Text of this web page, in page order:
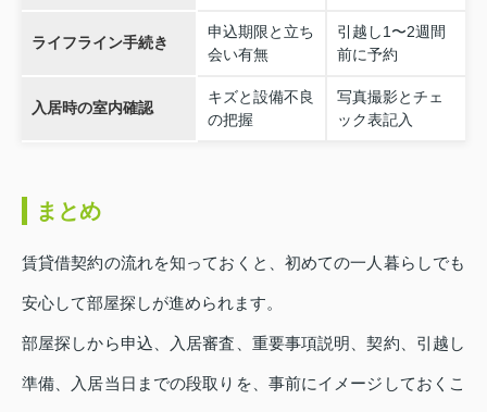
ライフライン手続き
申込期限と立ち
会い有無
引越し1〜2週間
前に予約
入居時の室内確認
キズと設備不良
の把握
写真撮影とチェ
ック表記入
まとめ
賃貸借契約の流れを知っておくと、初めての一人暮らしでも
安心して部屋探しが進められます。
部屋探しから申込、入居審査、重要事項説明、契約、引越し
準備、入居当日までの段取りを、事前にイメージしておくこ